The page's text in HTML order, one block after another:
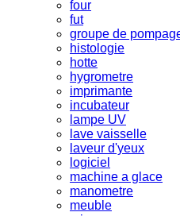
four
fut
groupe de
histologie
hotte
hygrometre
imprimante
incubateur
lampe UV
lave vaisselle
laveur d'yeux
logiciel
machine a glace
manometre
meuble